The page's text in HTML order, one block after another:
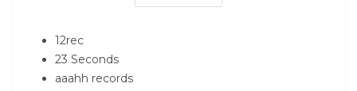
12rec
23 Seconds
aaahh records